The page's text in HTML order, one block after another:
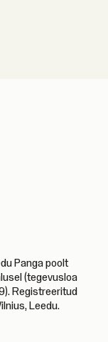
Panga poolt
(tegevusloa
Registreeritud
Leedu.